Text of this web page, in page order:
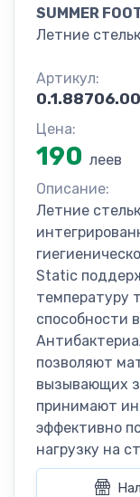
SUMMER
Летние
Артикул:
Цена:
190 леев
Описание:
Летние
Static
температуру
способности
позволяют
вызывающих
принимают
эффективно
нагрузку на